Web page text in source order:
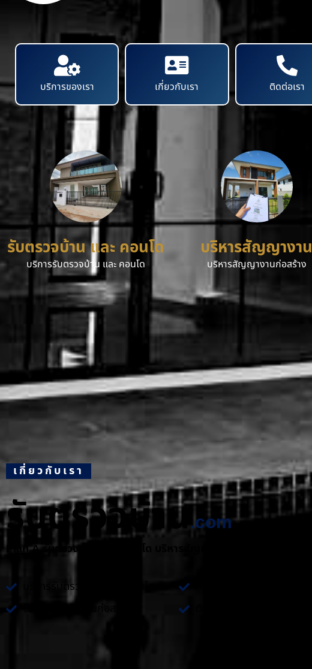
บริการของเรา เกี่ยวกับเรา ติดต่อเรา
รับตรวจบ้าน และ คอนโด
บริการรับตรวจบ้าน และ คอนโด
บริหารสัญญางาน
บริหารสัญญางานก่อสร้าง
เกี่ยวกับเรา
รับตรวจบ้าน.com
Plan A รับตรวจบ้าน และ คอนโด บริหารสัญญางานก่อสร้าง
บริการรับตรวจบ้าน และ คอนโด